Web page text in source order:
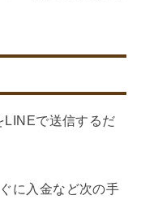
LINEで送信するだ
に入金など次の手